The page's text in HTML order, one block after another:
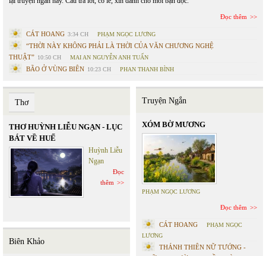
Đọc thêm
CÁT HOANG 3:34 CH PHẠM NGỌC LƯƠNG
“THỜI NÀY KHÔNG PHẢI LÀ THỜI CỦA VĂN CHƯƠNG NGHỆ
THUẬT” 10:50 CH MAI AN NGUYỄN ANH TUẤN
BÃO Ở VÙNG BIÊN 10:23 CH PHAN THANH BÌNH
Thơ
THƠ HUỲNH LIỄU NGẠN - LỤC
BÁT VỀ HUẾ
Huỳnh Liễu
Ngạn
Đọc
thêm
Biên Khảo
Truyện Ngắn
XÓM BỜ MƯƠNG
PHẠM NGỌC LƯƠNG
Đọc thêm
CÁT HOANG
PHẠM NGỌC
LƯƠNG
THÁNH THIÊN NỮ TƯỚNG -